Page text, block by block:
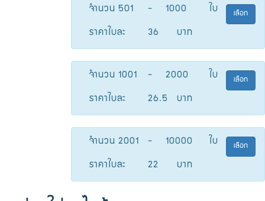
เลือก
จำนวน 501 - 1000 ใบ
ราคาใบละ 36 บาท
เลือก
จำนวน 1001 - 2000 ใบ
ราคาใบละ 26.5 บาท
เลือก
จำนวน 2001 - 10000 ใบ
ราคาใบละ 22 บาท